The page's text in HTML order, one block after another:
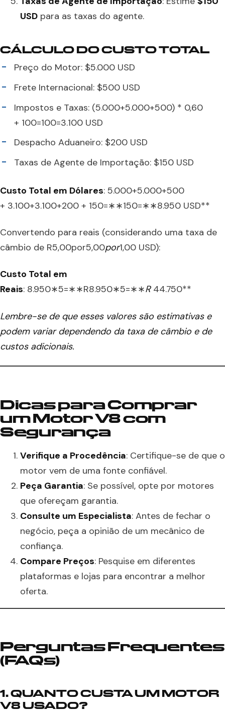
USD para as taxas do agente.
CÁLCULO DO CUSTO TOTAL
Preço do Motor: $5.000 USD
Frete Internacional: $500 USD
Impostos e Taxas: (5.000+5.000+500) * 0,60
+ 100=100=3.100 USD
Despacho Aduaneiro: $200 USD
Taxas de Agente de Importação: $150 USD
Custo Total em Dólares: 5.000+5.000+500
+ 3.100+3.100+200 + 150=∗∗150=∗∗8.950 USD**
Convertendo para reais (considerando uma taxa de
câmbio de R5,00por5,00por1,00 USD):
Custo Total em
Reais: 8.950∗5=∗∗R8.950∗5=∗∗R44.750**
Lembre-se de que esses valores são estimativas e
podem variar dependendo da taxa de câmbio e de
custos adicionais.
Dicas para Comprar
um Motor V8 com
Segurança
Verifique a Procedência: Certifique-se de que o
motor vem de uma fonte confiável.
Peça Garantia: Se possível, opte por motores
que ofereçam garantia.
Consulte um Especialista: Antes de fechar o
negócio, peça a opinião de um mecânico de
confiança.
Compare Preços: Pesquise em diferentes
plataformas e lojas para encontrar a melhor
oferta.
Perguntas Frequentes
(FAQs)
1. QUANTO CUSTA UM MOTOR
V8 USADO?